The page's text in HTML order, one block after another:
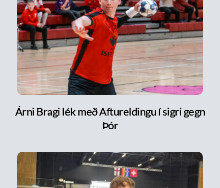
Árni Bragi lék með Aftureldingu í sigri gegn
Þór